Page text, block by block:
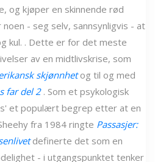
og kjøper en skinnende rød
- seg selv, sannsynligvis - at
kul. . Dette er for det meste
av en midtlivskrise, som
skjønnhet og til og med
far del 2 . Som et psykologisk
et populært begrep etter at en
fra 1984 ringte Passasjer:
definerte det som en
- i utgangspunktet tenker